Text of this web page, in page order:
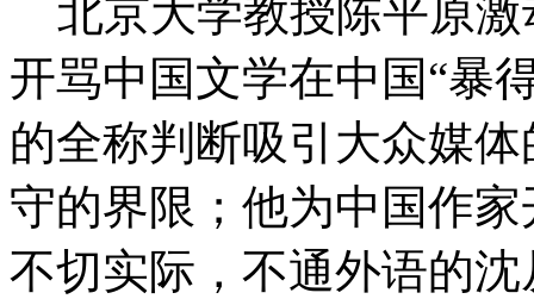
北京大学教授陈平原激
开骂中国文学在中国“暴
的全称判断吸引大众媒
守的界限；他为中国作
不切实际，不通外语的